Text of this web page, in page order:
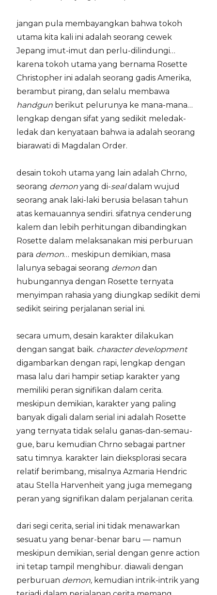
jangan pula membayangkan bahwa tokoh
utama kita kali ini adalah seorang cewek
Jepang imut-imut dan perlu-dilindungi…
karena tokoh utama yang bernama Rosette
Christopher ini adalah seorang gadis Amerika,
berambut pirang, dan selalu membawa
handgun berikut pelurunya ke mana-mana…
lengkap dengan sifat yang sedikit meledak-
ledak dan kenyataan bahwa ia adalah seorang
biarawati di Magdalan Order.
desain tokoh utama yang lain adalah Chrno,
seorang demonyang di-sealdalam wujud
seorang anak laki-laki berusia belasan tahun
atas kemauannya sendiri. sifatnya cenderung
kalem dan lebih perhitungan dibandingkan
Rosette dalam melaksanakan misi perburuan
para demon… meskipun demikian, masa
lalunya sebagai seorang demondan
hubungannya dengan Rosette ternyata
menyimpan rahasia yang diungkap sedikit demi
sedikit seiring perjalanan serial ini.
secara umum, desain karakter dilakukan
dengan sangat baik. character development
digambarkan dengan rapi, lengkap dengan
masa lalu dari hampir setiap karakter yang
memiliki peran signifikan dalam cerita.
meskipun demikian, karakter yang paling
banyak digali dalam serial ini adalah Rosette
yang ternyata tidak selalu ganas-dan-semau-
gue, baru kemudian Chrno sebagai partner
satu timnya. karakter lain dieksplorasi secara
relatif berimbang, misalnya Azmaria Hendric
atau Stella Harvenheit yang juga memegang
peran yang signifikan dalam perjalanan cerita.
dari segi cerita, serial ini tidak menawarkan
sesuatu yang benar-benar baru — namun
meskipun demikian, serial dengan genre action
ini tetap tampil menghibur. diawali dengan
perburuan demon, kemudian intrik-intrik yang